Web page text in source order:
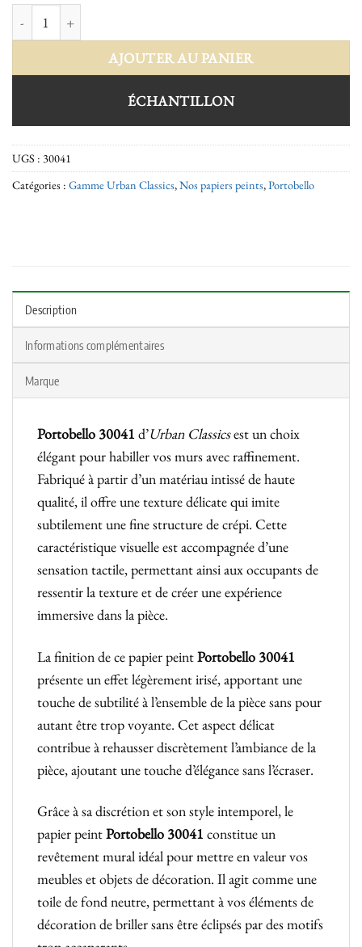
AJOUTER AU PANIER
ÉCHANTILLON
UGS : 30041
Catégories : Gamme Urban Classics,Nos papiers peints,Portobello
Description
Informations complémentaires
Marque
Portobello 30041 d’Urban Classicsest un choix
élégant pour habiller vos murs avec raffinement.
Fabriqué à partir d’un matériau intissé de haute
qualité, il offre une texture délicate qui imite
subtilement une fine structure de crépi. Cette
caractéristique visuelle est accompagnée d’une
sensation tactile, permettant ainsi aux occupants de
ressentir la texture et de créer une expérience
immersive dans la pièce.
La finition de ce papier peintPortobello 30041
présente un effet légèrement irisé, apportant une
touche de subtilité à l’ensemble de la pièce sans pour
autant être trop voyante. Cet aspect délicat
contribue à rehausser discrètement l’ambiance de la
pièce, ajoutant une touche d’élégance sans l’écraser.
Grâce à sa discrétion et son style intemporel, le
papier peintPortobello 30041 constitue un
revêtement mural idéal pour mettre en valeur vos
meubles et objets de décoration. Il agit comme une
toile de fond neutre, permettant à vos éléments de
décoration de briller sans être éclipsés par des motifs